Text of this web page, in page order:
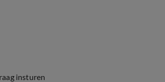
insturen